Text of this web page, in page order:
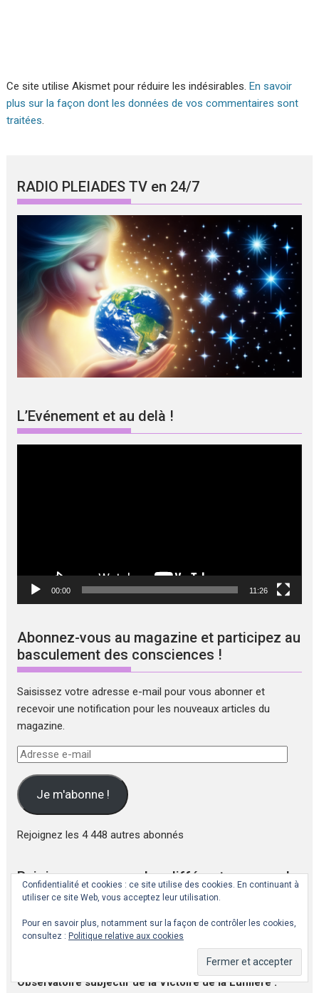
Ce site utilise Akismet pour réduire les indésirables. En savoir
plus sur la façon dont les données de vos commentaires sont
traitées.
RADIO PLEIADES TV en 24/7
L’Evénement et au delà !
00:00 11:26
Abonnez-vous au magazine et participez au
basculement des consciences !
Saisissez votre adresse e-mail pour vous abonner et
recevoir une notification pour les nouveaux articles du
magazine.
Adresse
mail Je m'abonne !
Rejoignez les 4 448 autres abonnés
Rejoignez nous sur les différents canaux !
Lumière: Victoria Luminis
Collection personnelle de vidéos de spiritualité et
Observatoire subjectif de la Victoire de la Lumière :
Confidentialité et cookies : ce site utilise des cookies. En continuant à
utiliser ce site Web, vous acceptez leur utilisation.
Pour en savoir plus, notamment sur la façon de contrôler les cookies,
consultez : Politique relative aux cookies